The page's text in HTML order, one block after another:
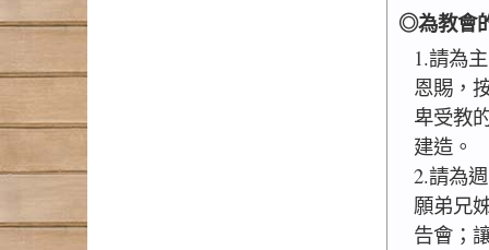
◎為教會
1.請為
恩賜，
卑受教
建造。
2.請為
願弟兄
告會；